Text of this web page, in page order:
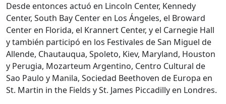
Desde entonces actuó en Lincoln Center, Kennedy
Center, South Bay Center en Los Ángeles, el Broward
Center en Florida, el Krannert Center, y el Carnegie Hall
y también participó en los Festivales de San Miguel de
Allende, Chautauqua, Spoleto, Kiev, Maryland, Houston
y Perugia, Mozarteum Argentino, Centro Cultural de
Sao Paulo y Manila, Sociedad Beethoven de Europa en
St. Martin in the Fields y St. James Piccadilly en Londres.